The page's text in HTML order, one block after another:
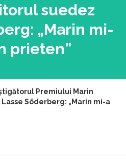
suedez
„Marin mi-
prieten”
Premiului Marin
Söderberg: „Marin mi-a